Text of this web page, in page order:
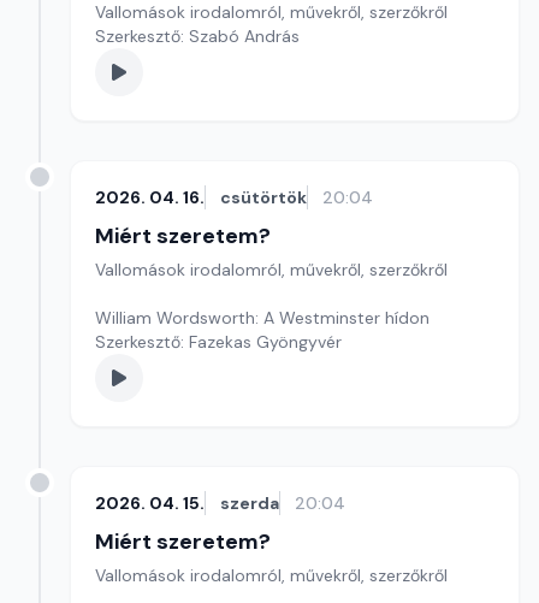
Vallomások irodalomról, művekről, szerzőkről
Szerkesztő: Szabó András
2026. 04. 16. csütörtök 20:04
Miért szeretem?
Vallomások irodalomról, művekről, szerzőkről
William Wordsworth: A Westminster hídon
Szerkesztő: Fazekas Gyöngyvér
2026. 04. 15. szerda 20:04
Miért szeretem?
Vallomások irodalomról, művekről, szerzőkről